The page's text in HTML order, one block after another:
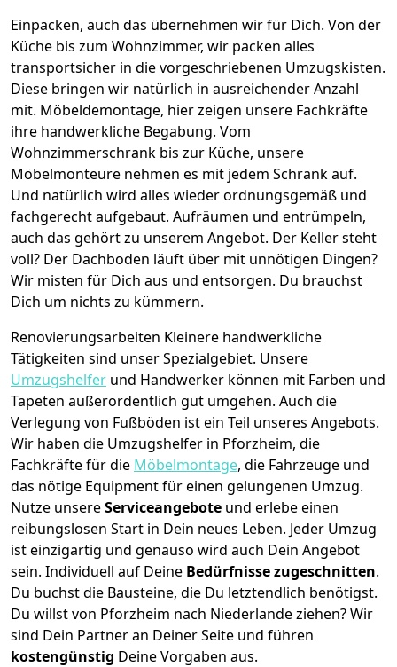
Einpacken, auch das übernehmen wir für Dich. Von der
Küche bis zum Wohnzimmer, wir packen alles
transportsicher in die vorgeschriebenen Umzugskisten.
Diese bringen wir natürlich in ausreichender Anzahl
mit. Möbeldemontage, hier zeigen unsere Fachkräfte
ihre handwerkliche Begabung. Vom
Wohnzimmerschrank bis zur Küche, unsere
Möbelmonteure nehmen es mit jedem Schrank auf.
Und natürlich wird alles wieder ordnungsgemäß und
fachgerecht aufgebaut. Aufräumen und entrümpeln,
auch das gehört zu unserem Angebot. Der Keller steht
voll? Der Dachboden läuft über mit unnötigen Dingen?
Wir misten für Dich aus und entsorgen. Du brauchst
Dich um nichts zu kümmern.
Renovierungsarbeiten Kleinere handwerkliche
Tätigkeiten sind unser Spezialgebiet. Unsere
Umzugshelfer und Handwerker können mit Farben und
Tapeten außerordentlich gut umgehen. Auch die
Verlegung von Fußböden ist ein Teil unseres Angebots.
Wir haben die Umzugshelfer in Pforzheim, die
Fachkräfte für die Möbelmontage, die Fahrzeuge und
das nötige Equipment für einen gelungenen Umzug.
Nutze unsereServiceangebote und erlebe einen
reibungslosen Start in Dein neues Leben. Jeder Umzug
ist einzigartig und genauso wird auch Dein Angebot
sein. Individuell auf Deine Bedürfnisse zugeschnitten.
Du buchst die Bausteine, die Du letztendlich benötigst.
Du willst von Pforzheim nach Niederlandeziehen? Wir
sind Dein Partner an Deiner Seite und führen
kostengünstig Deine Vorgaben aus.